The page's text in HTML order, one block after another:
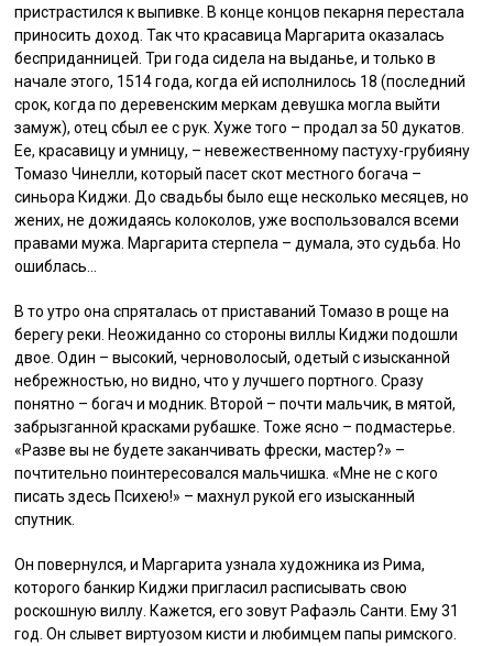
пристрастился к выпивке. В конце концов пекарня перестала
приносить доход. Так что красавица Маргарита оказалась
бесприданницей. Три года сидела на выданье, и только в
начале этого, 1514 года, когда ей исполнилось 18 (последний
срок, когда по деревенским меркам девушка могла выйти
замуж), отец сбыл ее с рук. Хуже того – продал за 50 дукатов.
Ее, красавицу и умницу, – невежественному пастуху-грубияну
Томазо Чинелли, который пасет скот местного богача –
синьора Киджи. До свадьбы было еще несколько месяцев, но
жених, не дожидаясь колоколов, уже воспользовался всеми
правами мужа. Маргарита стерпела – думала, это судьба. Но
ошиблась…
В то утро она спряталась от приставаний Томазо в роще на
берегу реки. Неожиданно со стороны виллы Киджи подошли
двое. Один – высокий, черноволосый, одетый с изысканной
небрежностью, но видно, что у лучшего портного. Сразу
понятно – богач и модник. Второй – почти мальчик, в мятой,
забрызганной красками рубашке. Тоже ясно – подмастерье.
«Разве вы не будете заканчивать фрески, мастер?» –
почтительно поинтересовался мальчишка. «Мне не с кого
писать здесь Психею!» – махнул рукой его изысканный
спутник.
Он повернулся, и Маргарита узнала художника из Рима,
которого банкир Киджи пригласил расписывать свою
роскошную виллу. Кажется, его зовут Рафаэль Санти. Ему 31
год. Он слывет виртуозом кисти и любимцем папы римского.